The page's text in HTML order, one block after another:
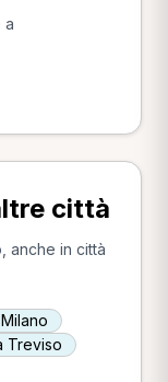
a
città
anche in città
Treviso